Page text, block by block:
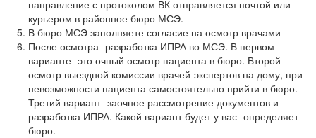
направление с протоколом ВК отправляется почтой или
курьером в районное бюро МСЭ.
В бюро МСЭ заполняете согласие на осмотр врачами
После осмотра- разработка ИПРА во МСЭ. В первом
варианте- это очный осмотр пациента в бюро. Второй-
осмотр выездной комиссии врачей-экспертов на дому, при
невозможности пациента самостоятельно прийти в бюро.
Третий вариант- заочное рассмотрение документов и
разработка ИПРА. Какой вариант будет у вас- определяет
бюро.